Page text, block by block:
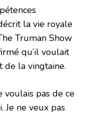
la vie royale
Truman Show
qu’il voulait
de la vingtaine.
voulais pas de ce
Je ne veux pas